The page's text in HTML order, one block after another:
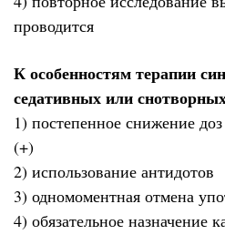
проводится
К особенностям терапии
седативных или
1) постепенное снижение
(+)
2) использование антидотов
3) одномоментная отмена
4) обязательное назначение